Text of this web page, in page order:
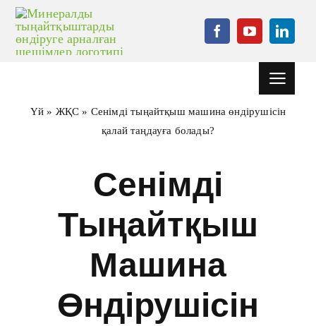
Мазмұнға
өту
Үй
Грануляция
машинасы
Көмекші жабдық
Жаңалықтар
Чемодан
Үй » ЖҚС » Сенімді тыңайтқыш машина өндірушісін
қалай таңдауға болады?
Сенімді
Тыңайтқыш
Машина
Өндірушісін